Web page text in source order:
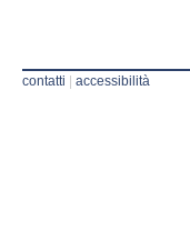
contatti accessibilità